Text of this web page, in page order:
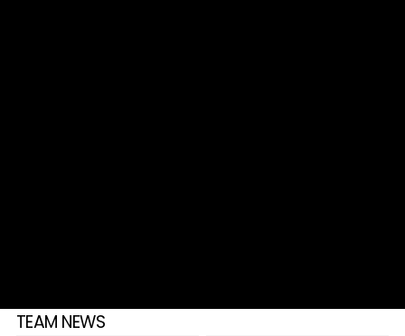
TEAM NEWS